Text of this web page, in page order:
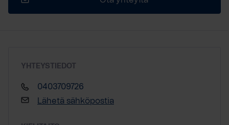
YHTEYSTIEDOT
0403709726
Lähetä sähköpostia